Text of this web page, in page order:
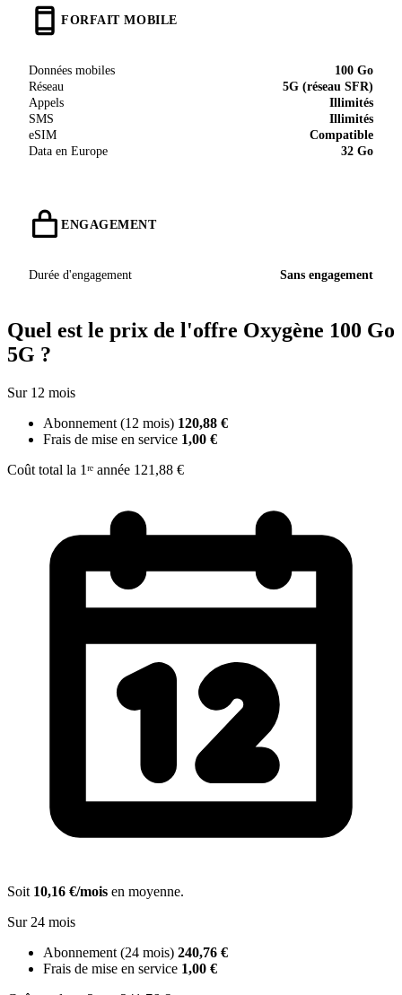
FORFAIT MOBILE
Données mobiles
100 Go
Réseau
5G (réseau SFR)
Appels
Illimités
SMS
Illimités
eSIM
Compatible
Data en Europe
32 Go
ENGAGEMENT
Durée d'engagement Sans engagement
Quel est le prix de l'offre Oxygène 100 Go
5G ?
Sur 12 mois
Abonnement (12 mois) 120,88 €
Frais de mise en service 1,00 €
Coût total la 1ʳᵉ année 121,88 €
Soit 10,16 €/mois en moyenne.
Sur 24 mois
Abonnement (24 mois) 240,76 €
Frais de mise en service 1,00 €